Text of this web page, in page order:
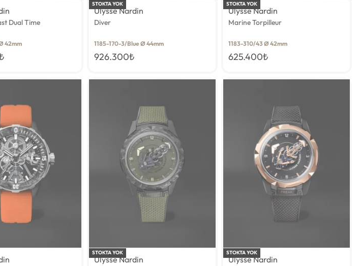
Dual Time
42mm
STOKTA YOK
Ulysse Nardin
Diver
1185-170-3/Blue Ø 44mm
926.300₺
STOKTA YOK
Ulysse Nardin
Marine Torpilleur
1183-310/43 Ø 42mm
625.400₺
STOKTA YOK
Ulysse Nardin
STOKTA YOK
Ulysse Nardin